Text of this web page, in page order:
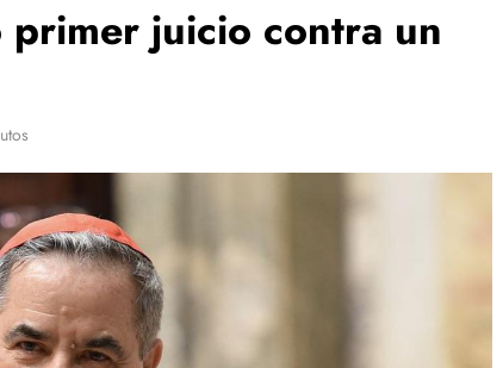
primer juicio contra un
Propuesta para la regulación de
redes sociales estará lista a finales
de agosto: Sheinbaum